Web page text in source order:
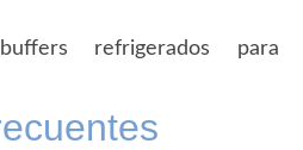
refrigerados para